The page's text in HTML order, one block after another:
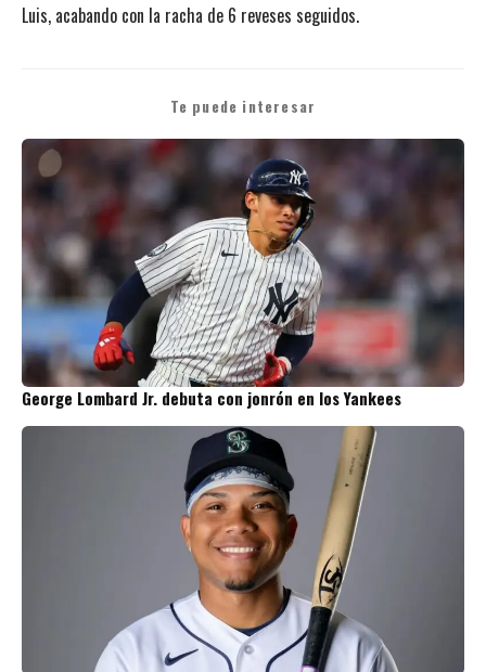
Luis, acabando con la racha de 6 reveses seguidos.
Te puede interesar
George Lombard Jr. debuta con jonrón en los Yankees